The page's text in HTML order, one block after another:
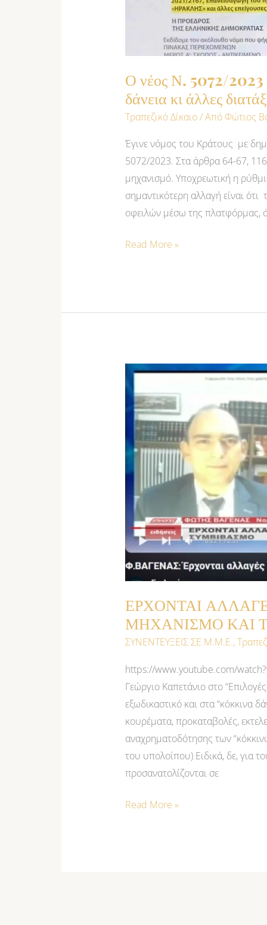
Ο νέος Ν. 5072/2023
δάνεια κι άλλες
Τραπεζικό Δίκαιο/ Από Φώτιος
Έγινε νόμος του Κράτους με
5072/2023. Στα άρθρα 64-67, 116
μηχανισμό. Υποχρεωτική η
σημαντικότερη αλλαγή είναι
οφειλών μέσω της πλατφόρμας,
Read More »
ΕΡΧΟΝΤΑΙ
ΜΗΧΑΝΙΣΜΟ ΚΑΙ
ΣΥΝΕΝΤΕΥΞΕΙΣ ΣΕ Μ.Μ.Ε.,
https://www.youtube.com/
Γεώργιο Καπετάνιο στο
εξωδικαστικό και στα “κόκκινα
κουρέματα, προκαταβολές,
αναχρηματοδότησης των
του υπολοίπου) Ειδικά, δε, για
προσανατολίζονται σε
ΕΡΧΟΝΤΑΙ
ΑΛΛΑΓΕΣ
ΣΤΟΝ
ΕΞΩΔΙΚΑΣΤΙΚΟ
ΜΗΧΑΝΙΣΜΟ
ΚΑΙ
ΤΑ
\”ΚΟΚΚΙΝΑ
ΔΑΝΕΙΑ\”
Read More »